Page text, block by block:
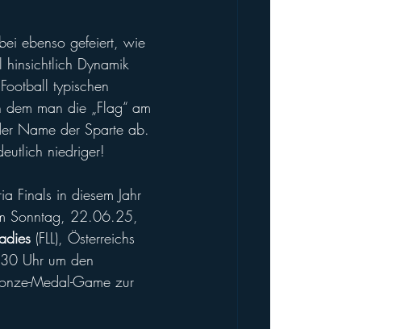
ebenso gefeiert, wie
hinsichtlich Dynamik
typischen
man die „Flag“ am
Name der Sparte ab.
niedriger!
Finals in diesem Jahr
Sonntag, 22.06.25,
(FLL), Österreichs
Uhr um den
Medal-Game zur